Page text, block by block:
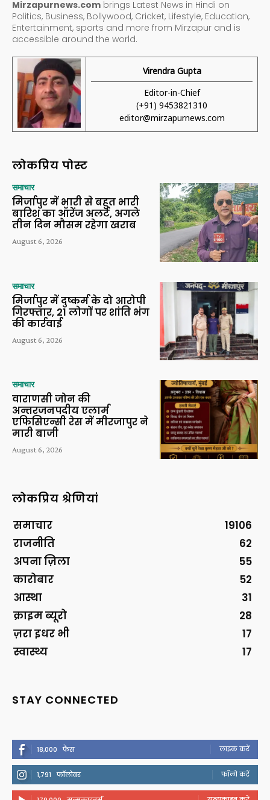
Mirzapurnews.com brings Latest News in Hindi on
Politics, Business, Bollywood, Cricket, Lifestyle, Education,
Entertainment, sports and more from Mirzapur and is
accessible around the world.
Virendra Gupta
Editor-in-Chief
(+91) 9453821310
editor@mirzapurnews.com
लोकप्रिय पोस्ट
समाचार
मिर्जापुर में भारी से बहुत भारी
बारिश का ऑरेंज अलर्ट, अगले
तीन दिन मौसम रहेगा खराब
August 6, 2026
समाचार
मिर्जापुर में दुष्कर्म के दो आरोपी
गिरफ्तार, 21 लोगों पर शांति भंग
की कार्रवाई
August 6, 2026
समाचार
वाराणसी जोन की
अन्तरजनपदीय एलार्म
एफिसिएन्सी रेस में मीरजापुर ने
मारी बाजी
August 6, 2026
लोकप्रिय श्रेणियां
समाचार
19106
राजनीति
62
अपना ज़िला
55
कारोबार
52
आस्था
31
क्राइम ब्यूरो
28
ज़रा इधर भी
17
स्वास्थ्य
17
STAY CONNECTED
18,000 फैंस लाइक करें
1,791 फॉलोवर फॉलो करें